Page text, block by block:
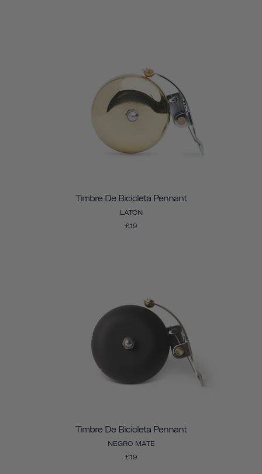
Timbre De Bicicleta Pennant
LATÓN
£19
Timbre De Bicicleta Pennant
NEGRO MATE
£19